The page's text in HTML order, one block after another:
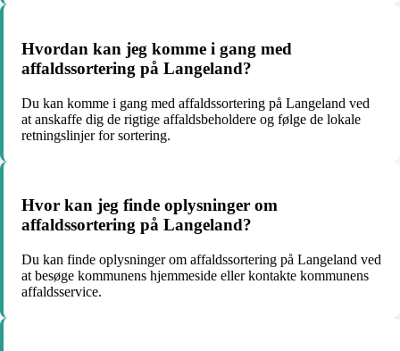
Hvordan kan jeg komme i gang med
affaldssortering på Langeland?
Du kan komme i gang med affaldssortering på Langeland ved
at anskaffe dig de rigtige affaldsbeholdere og følge de lokale
retningslinjer for sortering.
Hvor kan jeg finde oplysninger om
affaldssortering på Langeland?
Du kan finde oplysninger om affaldssortering på Langeland ved
at besøge kommunens hjemmeside eller kontakte kommunens
affaldsservice.